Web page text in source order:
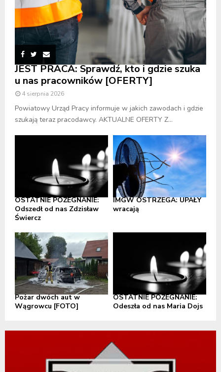
JEST PRACA: Sprawdź, kto i gdzie szuka
u nas pracowników [OFERTY]
4 sierpnia 2026
Powiatowy Urząd Pracy informuje w jakich zawodach i gdzie
szukają teraz pracodawcy. AKTUALNE OFERTY Z...
OSTATNIE POŻEGNANIE:
Odszedł od nas Zdzisław
Świercz
IMGW OSTRZEGA: UPAŁY
wracają
Pożar dwóch aut w
Wągrowcu [FOTO]
OSTATNIE POŻEGNANIE:
Odeszła od nas Maria Dojs